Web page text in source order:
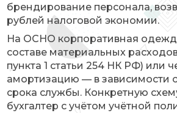
брендирование персонала,
рублей налоговой экономии.
На ОСНО корпоративная
составе материальных
пункта 1 статьи 254 НК РФ) или
амортизацию — в зависимости
срока службы. Конкретную
бухгалтер с учётом учётной